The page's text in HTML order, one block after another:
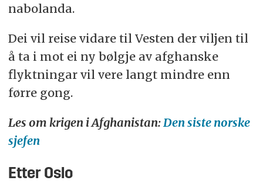
nabolanda.
Dei vil reise vidare til Vesten der viljen til
å ta i mot ei ny bølgje av afghanske
flyktningar vil vere langt mindre enn
førre gong.
Les om krigen i Afghanistan:Den siste norske
sjefen
Etter Oslo